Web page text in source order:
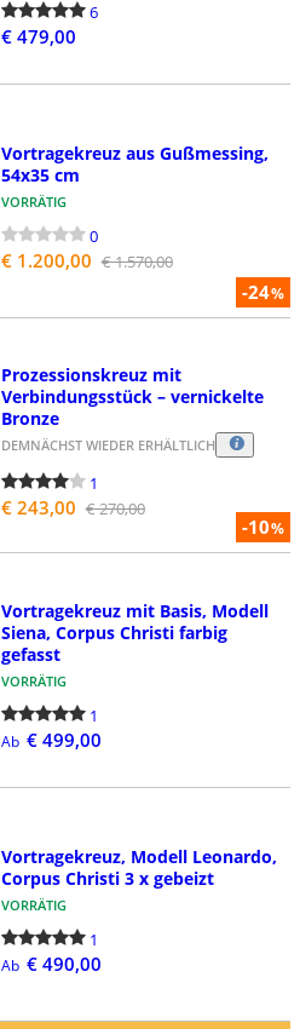
6
€ 479,00
-24%
Vortragekreuz aus Gußmessing,
54x35 cm
VORRÄTIG
0
€ 1.200,00 € 1.570,00
-10%
Prozessionskreuz mit
Verbindungsstück – vernickelte
Bronze
DEMNÄCHST WIEDER ERHÄLTLICH
1
€ 243,00 € 270,00
Vortragekreuz mit Basis, Modell
Siena, Corpus Christi farbig
gefasst
VORRÄTIG
1
Ab € 499,00
Vortragekreuz, Modell Leonardo,
Corpus Christi 3 x gebeizt
VORRÄTIG
1
Ab € 490,00